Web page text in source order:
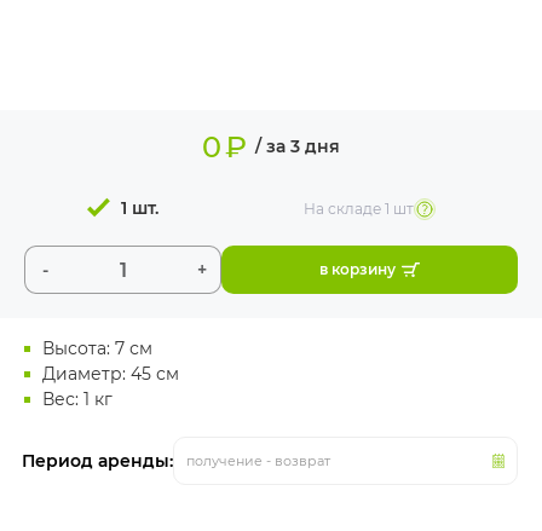
Высота: 7 см
Диаметр: 45 см
Вес: 1 кг
Период аренды: получение - возврат
0₽ / за 3 дня
- +
1 шт. На складе1 шт
в корзину